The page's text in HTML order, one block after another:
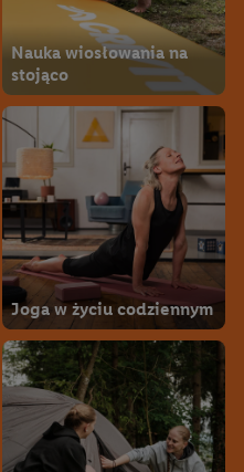
Nauka wiosłowania na
stojąco
Joga w życiu codziennym